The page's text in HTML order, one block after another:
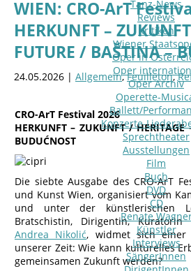
Tanz-News
Reviews
Kritiken
Wiener
Oper in
Oper
Oper Archiv
Operette-
Ballett/
Konzerte-
Sprechtheater
Ausstellungen
Film
Buch
DVD
CD
Renate
Künstler
Interviews
SängerInnen
WIEN: CRO-ArT
HERKUNFT –
FUTURE / BAŠTINA –
24.05.2026 | Allgemein,Feuilleton,
CRO-ArT Festival 2026
HERKUNFT – ZUKUNFT /
BUDUĆNOST
Die siebte Ausgabe des CRO-ArT
und Kunst Wien, organisiert vom
und unter der künstlerischen
Bratschistin, Dirigentin, Kuratorin
Andrea Nikolić, widmet sich einer
unserer Zeit: Wie kann kulturelles
gemeinsamen Zukunft werden?